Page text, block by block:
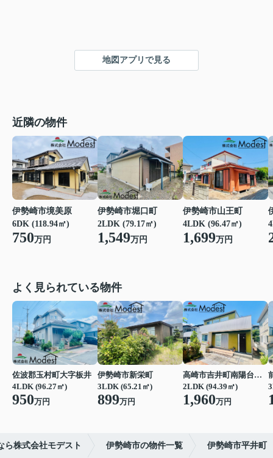
地図アプリで見る
近隣の物件
伊勢崎市境美原
6DK (118.94㎡)
750万円
伊勢崎市堀口町
2LDK (79.17㎡)
1,549万円
伊勢崎市山王町
4LDK (96.47㎡)
1,699万円
よく見られている物件
佐波郡玉村町大字板井
4LDK (96.27㎡)
950万円
伊勢崎市新栄町
3LDK (65.21㎡)
899万円
高崎市吉井町南陽台２丁目
2LDK (94.39㎡)
1,960万円
ら株式会社モデスト 伊勢崎市の物件一覧 伊勢崎市平井町